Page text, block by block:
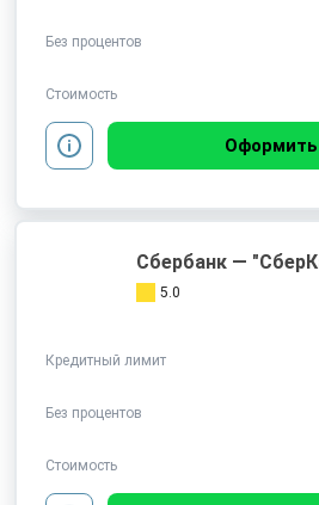
Без процентов
Стоимость
Оформить
Сбербанк —
5.0
Кредитный лимит
Без процентов
Стоимость